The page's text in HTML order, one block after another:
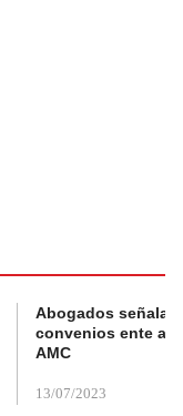
Abogados
convenios ente
AMC
13/07/2023